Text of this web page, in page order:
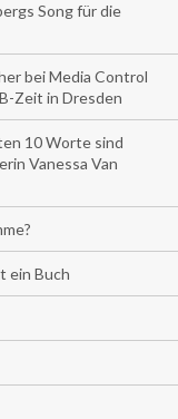
Song für die
bei Media Control
Zeit in Dresden
10 Worte sind
Vanessa Van
ein Buch